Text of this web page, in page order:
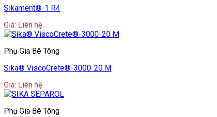
Sikament®-1 R4
Giá: Liên hệ
Phụ Gia Bê Tông
Sika® ViscoCrete®-3000-20 M
Giá: Liên hệ
Phụ Gia Bê Tông